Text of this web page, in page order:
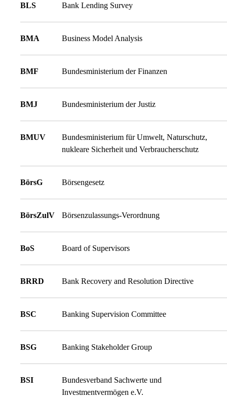
BLS Bank Lending Survey
BMA Business Model Analysis
BMF Bundesministerium der Finanzen
BMJ Bundesministerium der Justiz
BMUV
Bundesministerium für Umwelt, Naturschutz,
nukleare Sicherheit und Verbraucherschutz
BörsG Börsengesetz
BörsZulV Börsenzulassungs-Verordnung
BoS Board of Supervisors
BRRD Bank Recovery and Resolution Directive
BSC Banking Supervision Committee
BSG Banking Stakeholder Group
BSI
Bundesverband Sachwerte und
Investmentvermögen e.V.